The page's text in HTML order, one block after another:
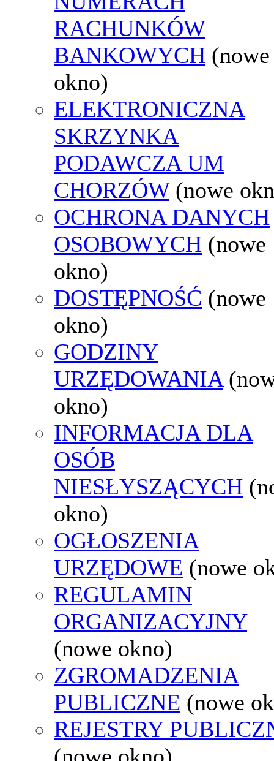
RACHUNKÓW
BANKOWYCH (nowe
okno)
ELEKTRONICZNA
SKRZYNKA
PODAWCZA UM
CHORZÓW (nowe
OCHRONA DANYCH
OSOBOWYCH (nowe
okno)
DOSTĘPNOŚĆ (nowe
okno)
GODZINY
URZĘDOWANIA
okno)
INFORMACJA DLA
OSÓB
NIESŁYSZĄCYCH
okno)
OGŁOSZENIA
URZĘDOWE (nowe
REGULAMIN
ORGANIZACYJNY
(nowe okno)
ZGROMADZENIA
PUBLICZNE (nowe
REJESTRY